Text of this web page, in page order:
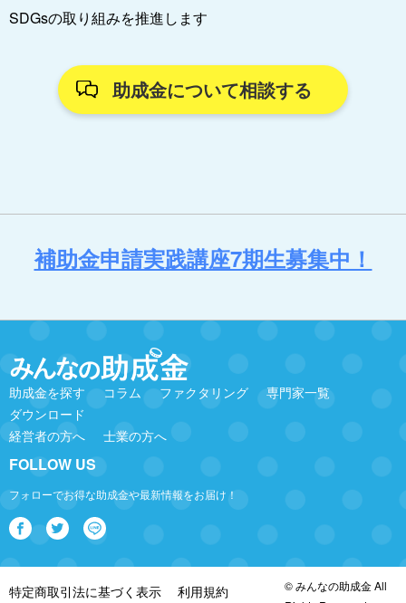
SDGsの取り組みを推進します
助成金について相談する
補助金申請実践講座7期生募集中！
助成金を探す コラム ファクタリング
専門家一覧
ダウンロード
経営者の方へ
士業の方へ
FOLLOW US
フォローでお得な助成金や最新情報をお届け！
特定商取引法に基づく表示 利用規約
© みんなの助成金 All